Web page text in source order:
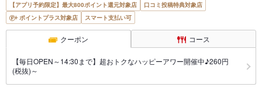
【アプリ予約限定】最大800ポイント還元対象店
口コミ投稿特典対象店
ポイントプラス対象店
スマート支払い可
クーポン コース
【毎日OPEN～14:30まで】超おトクなハッピーアワー開催中♪260円
(税抜)～